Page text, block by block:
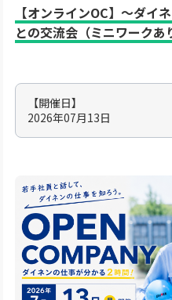
【オンラインOC】～ダイ
との交流会（ミニワークあ
【開催日】
2026年07月13日